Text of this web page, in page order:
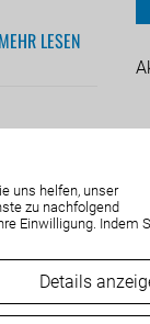
uns helfen, unser
zu nachfolgend
Einwilligung. Indem
Details
MEHR LESEN